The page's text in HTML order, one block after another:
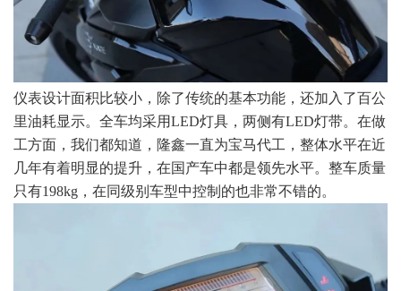
仪表设计面积比较小，除了传统的基本功能，还加入了百公
里油耗显示。全车均采用LED灯具，两侧有LED灯带。在做
工方面，我们都知道，隆鑫一直为宝马代工，整体水平在近
几年有着明显的提升，在国产车中都是领先水平。整车质量
只有198kg，在同级别车型中控制的也非常不错的。